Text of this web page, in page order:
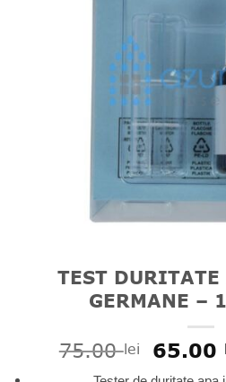
TEST
GERMANE –
75.00lei Prețul
65.00